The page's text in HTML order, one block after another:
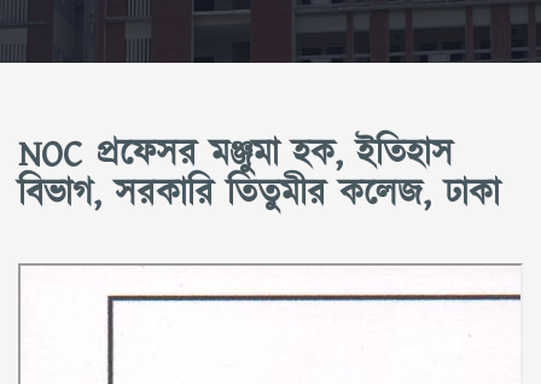
NOC প্রফেসর মঞ্জুমা হক, ইতিহাস
বিভাগ, সরকারি তিতুমীর কলেজ, ঢাকা